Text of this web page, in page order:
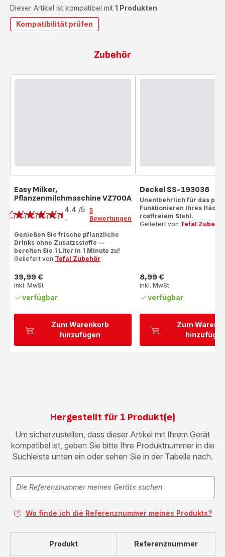
Dieser Artikel ist kompatibel mit 1 Produkten
Kompatibilität prüfen
Zubehör
Zum Warenkorb
hinzufügen
Easy Milker,
Pflanzenmilchmaschine VZ700A
Bewertung
4.4 /5
-
5
Bewertungen
Genießen Sie frische pflanzliche
Drinks ohne Zusatzsstoffe —
bereiten Sie 1 Liter in 1 Minute zu!
Geliefert von Tefal Zubehör
Preis
39,99 €
inkl. MwSt
verfügbar
Zum
Deckel SS-193038
Unentbehrlich für das
Funktionieren Ihres
rostfreiem Stahl.
Geliefert von Tefal
Preis
8,99 €
inkl. MwSt
verfügbar
Hergestellt für 1 Produkt(e)
Um sicherzustellen, dass dieser Artikel mit Ihrem Gerät
kompatibel ist, geben Sie bitte Ihre Produktnummer in die
Suchleiste unten ein oder sehen Sie in der Tabelle nach.
Wo finde ich die Referenznummer meines Produkts?
Produkt Referenznummer